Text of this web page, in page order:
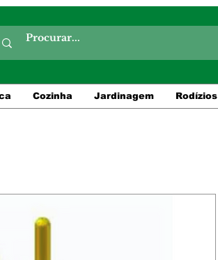
Cozinha Jardinagem Rodízios